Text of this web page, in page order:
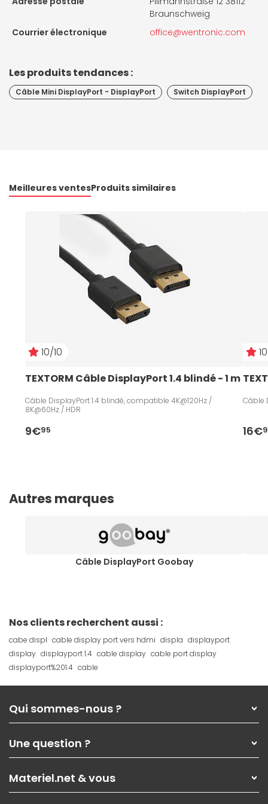
Braunschweig
Courrier électronique
office@wentronic.com
Les produits tendances :
Câble Mini DisplayPort - DisplayPort Switch DisplayPort
Meilleures ventesProduits similaires
10/10
TEXTORM Câble DisplayPort 1.4 blindé - 1 m
Câble DisplayPort 1.4 blindé, compatible 4K@120Hz /
8K@60Hz / HDR
9€95
Câble
16€
Autres marques
Câble DisplayPort Goobay
Nos clients recherchent aussi :
cabe displ cable display port vers hdmi displa displayport
display displayport 1.4 cable display cable port display
displayport%201.4 cable
Qui sommes-nous ?
Nos services
Les magasins Materiel.net
Nos solutions pour les pros
Contactez-nous
Une question ?
Paiement, livraison
Garanties,Pack Zen
Materiel.net & vous